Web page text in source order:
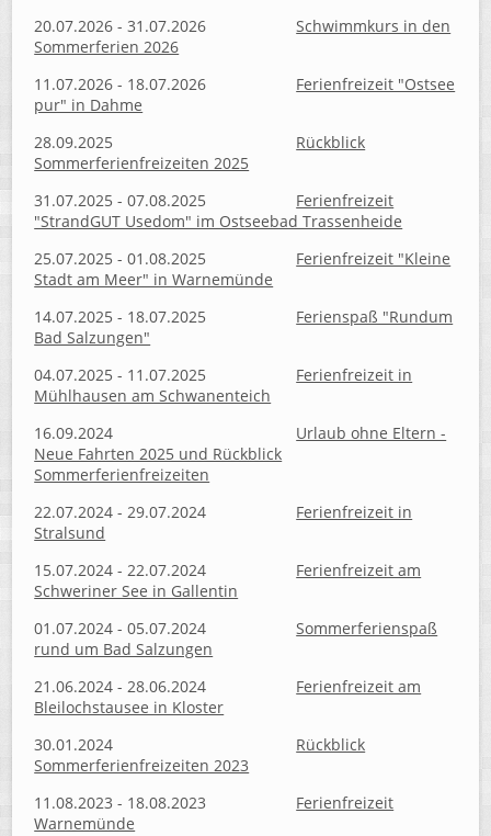
20.07.2026 - 31.07.2026
Schwimmkurs in den
Sommerferien 2026
11.07.2026 - 18.07.2026
Ferienfreizeit "Ostsee
pur" in Dahme
28.09.2025
Rückblick
Sommerferienfreizeiten 2025
31.07.2025 - 07.08.2025
Ferienfreizeit
"StrandGUT Usedom" im Ostseebad Trassenheide
25.07.2025 - 01.08.2025
Ferienfreizeit "Kleine
Stadt am Meer" in Warnemünde
14.07.2025 - 18.07.2025
Ferienspaß "Rundum
Bad Salzungen"
04.07.2025 - 11.07.2025
Ferienfreizeit in
Mühlhausen am Schwanenteich
16.09.2024
Urlaub ohne Eltern -
Neue Fahrten 2025 und Rückblick
Sommerferienfreizeiten
22.07.2024 - 29.07.2024
Ferienfreizeit in
Stralsund
15.07.2024 - 22.07.2024
Ferienfreizeit am
Schweriner See in Gallentin
01.07.2024 - 05.07.2024
Sommerferienspaß
rund um Bad Salzungen
21.06.2024 - 28.06.2024
Ferienfreizeit am
Bleilochstausee in Kloster
30.01.2024
Rückblick
Sommerferienfreizeiten 2023
11.08.2023 - 18.08.2023
Ferienfreizeit
Warnemünde